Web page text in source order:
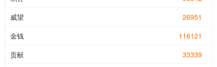
26951
威望
116121
金钱
33339
贡献